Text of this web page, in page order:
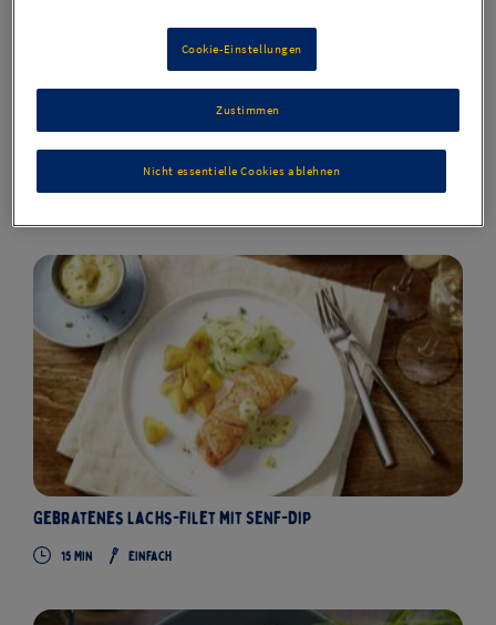
Blattsalat mit gebratenem Lachsfilet
Gebratenes Lachs-Filet mit Senf-Dip
15 Min Einfach
Cookie-Einstellungen
Nicht essentielle Cookies ablehnen
Zustimmen